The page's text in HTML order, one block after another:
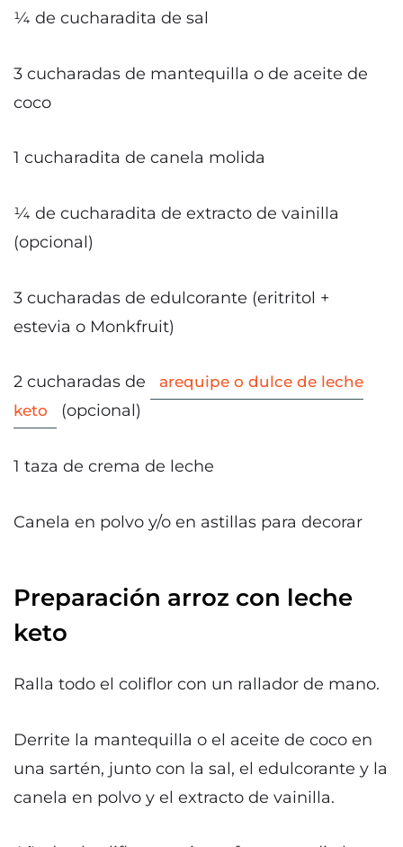
¼ de cucharadita de sal
3 cucharadas de mantequilla o de aceite de
coco
1 cucharadita de canela molida
¼ de cucharadita de extracto de vainilla
(opcional)
3 cucharadas de edulcorante (eritritol +
estevia o Monkfruit)
2 cucharadas de
arequipe o dulce de leche
keto
(opcional)
1 taza de crema de leche
Canela en polvo y/o en astillas para decorar
Preparación arroz con leche
keto
Ralla todo el coliflor con un rallador de mano.
Derrite la mantequilla o el aceite de coco en
una sartén, junto con la sal, el edulcorante y la
canela en polvo y el extracto de vainilla.